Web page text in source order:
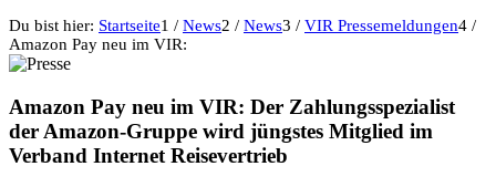
Du bist hier: Startseite1 / News2 / News3 / VIR Pressemeldungen4 /
Amazon Pay neu im VIR:
Amazon Pay neu im VIR: Der Zahlungsspezialist
der Amazon-Gruppe wird jüngstes Mitglied im
Verband Internet Reisevertrieb